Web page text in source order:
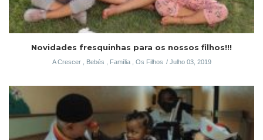
Novidades fresquinhas para os nossos filhos!!!
A Crescer, Bebés Família, Os Filhos Julho 03, 2019